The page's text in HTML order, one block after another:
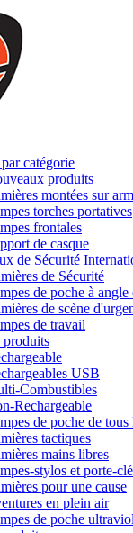
that we provide
to browse this
help us analyze how
To learn
you can access our
catégorie
produits
montées sur
torches portatives
frontales
de casque
de Sécurité
de Sécurité
de poche à angle
de scène
de travail
produits
USB
Combustibles
Rechargeable
de poche de tous
tactiques
mains libres
stylos et porte-
pour une cause
en plein air
de poche